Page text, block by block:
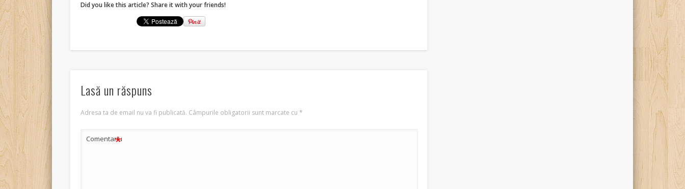
Did you like this article? Share it with your friends!
Lasă un răspuns
Adresa ta de email nu va fi publicată. Câmpurile obligatorii sunt marcate cu*
Comentariu
*